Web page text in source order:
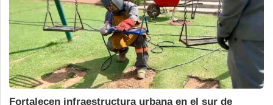
Fortalecen infraestructura urbana en el sur de